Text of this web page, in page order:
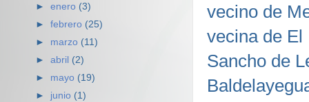
vecino de
vecina de El
Sancho de
►enero (3)
►febrero (25)
► marzo (11)
►abril (2)
► mayo (19)
► junio (1)